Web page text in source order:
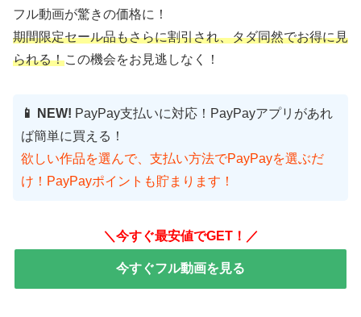
フル動画が驚きの価格に！
期間限定セール品もさらに割引され、タダ同然でお得に見
られる！この機会をお見逃しなく！
📱 NEW! PayPay支払いに対応！PayPayアプリがあれ
ば簡単に買える！
欲しい作品を選んで、支払い方法でPayPayを選ぶだ
け！PayPayポイントも貯まります！
＼今すぐ最安値でGET！／
今すぐフル動画を見る